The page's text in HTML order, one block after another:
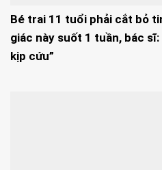
Bé trai 11 tuổi phải cắt bỏ
giác này suốt 1 tuần, bác
kịp cứu”